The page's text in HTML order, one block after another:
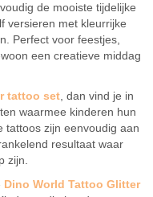
de mooiste tijdelijke
versieren met kleurrijke
Perfect voor feestjes,
een creatieve middag
tattoo set, dan vind je in
waarmee kinderen hun
tattoos zijn eenvoudig aan
resultaat waar
zijn.
Dino World Tattoo Glitter